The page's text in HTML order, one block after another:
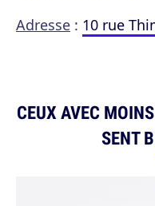
Adresse : 10 rue
CEUX AVEC
SENT